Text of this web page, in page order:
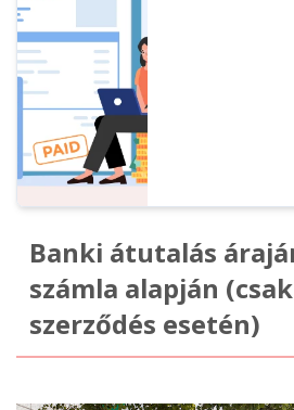
Banki átutalás
számla alapján
szerződés esetén)